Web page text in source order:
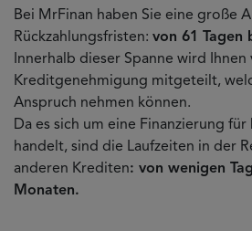
Bei MrFinan haben Sie eine große
Rückzahlungsfristen: von 61 Tagen
Innerhalb dieser Spanne wird
Kreditgenehmigung mitgeteilt,
Anspruch nehmen können.
Da es sich um eine Finanzierung
handelt, sind die Laufzeiten in der
anderen Krediten: von wenigen
Monaten.